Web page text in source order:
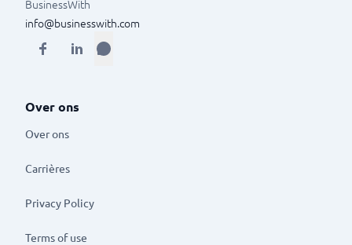
BusinessWith
info@businesswith.com
Over ons
Over ons
Carrières
Privacy Policy
Terms of use